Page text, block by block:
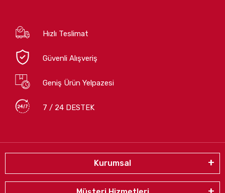
Hızlı Teslimat
Güvenli Alışveriş
Geniş Ürün Yelpazesi
7 / 24 DESTEK
Kurumsal